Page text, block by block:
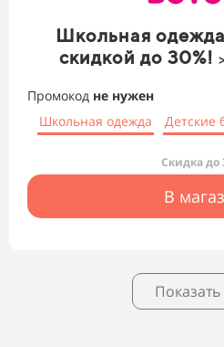
Школьная
скидкой до 30%!
Промокод не нужен
Школьная одежда
Детские
Скидка до
В